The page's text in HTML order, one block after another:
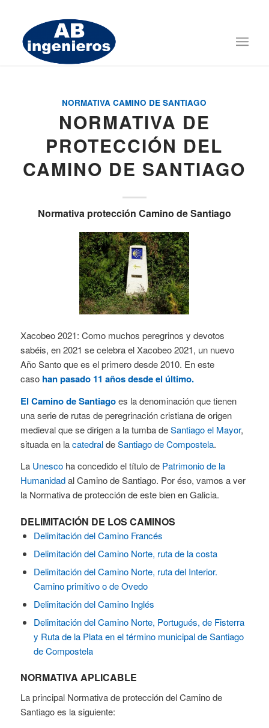
NORMATIVA CAMINO DE SANTIAGO
NORMATIVA DE
PROTECCIÓN DEL
CAMINO DE SANTIAGO
Normativa protección Camino de Santiago
Xacobeo 2021: Como muchos peregrinos y devotos
sabéis, en 2021 se celebra el Xacobeo 2021, un nuevo
Año Santo que es el primero desde 2010. En este
caso han pasado 11 años desde el último.
El Camino de Santiagoes la denominación que tienen
una serie de rutas de peregrinación cristiana de origen
medieval que se dirigen a la tumba deSantiago el Mayor,
situada en lacatedraldeSantiago de Compostela.
La Unescoha concedido el título de Patrimonio de la
Humanidadal Camino de Santiago. Por éso, vamos a ver
la Normativa de protección de este bien en Galicia.
DELIMITACIÓN DE LOS CAMINOS
Delimitación del Camino Francés
Delimitación del Camino Norte, ruta de la costa
Delimitación del Camino Norte, ruta del Interior.
Camino primitivo o de Ovedo
Delimitación del Camino Inglés
Delimitación del Camino Norte, Portugués, de Fisterra
y Ruta de la Plata en el término municipal de Santiago
de Compostela
NORMATIVA APLICABLE
La principal Normativa de protección del Camino de
Santiago es la siguiente: